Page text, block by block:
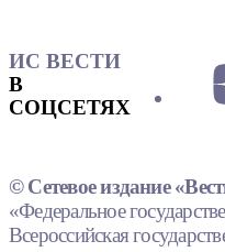
ИС ВЕСТИ
В
СОЦСЕТЯХ
© Сетевое издание
«Федеральное
Всероссийская